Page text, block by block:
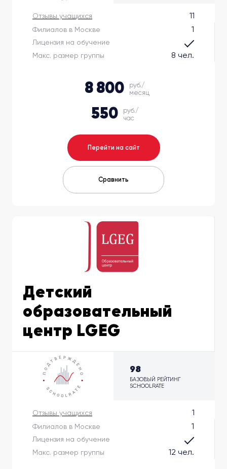
Отзывы учащихся 11
Филиалов в Москве 1
Макс. размер группы 8 чел.
Лицензия на обучение
8 800
руб./
месяц
550
руб./
час
Перейти на сайт
Сравнить
Детский
образовательный
центр LGEG
Отзывы учащихся 1
Филиалов в Москве 1
Макс. размер группы 12 чел.
Лицензия на обучение
98
БАЗОВЫЙ РЕЙТИНГ
SCHOOLRATE